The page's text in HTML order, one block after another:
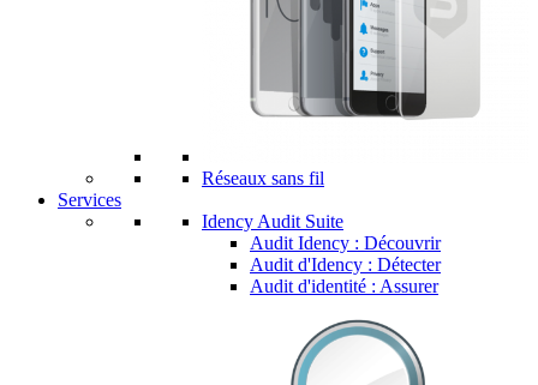
Réseaux sans fil
Services
Idency Audit Suite
Audit Idency : Découvrir
Audit d'Idency : Détecter
Audit d'identité : Assurer